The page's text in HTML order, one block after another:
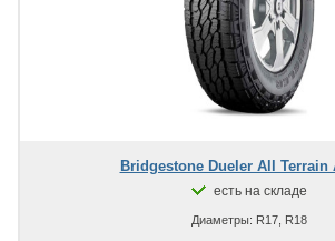
Bridgestone Dueler All Terrain
есть на складе
Диаметры: R17, R18